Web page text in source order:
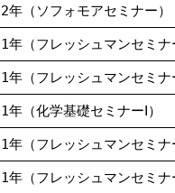
2年（ソフォモアセミナー）
1年（フレッシュマンセミナ
1年（フレッシュマンセミナ
1年（化学基礎セミナーⅠ）
1年（フレッシュマンセミナ
1年（フレッシュマンセミナ